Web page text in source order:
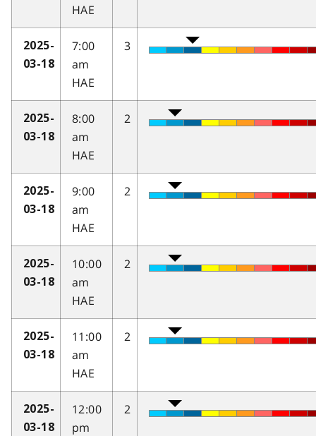
HAE
2025-
03-18
7:00
am
HAE
3
2025-
03-18
8:00
am
HAE
2
2025-
03-18
9:00
am
HAE
2
2025-
03-18
10:00
am
HAE
2
2025-
03-18
11:00
am
HAE
2
2025-
03-18
12:00
pm
2